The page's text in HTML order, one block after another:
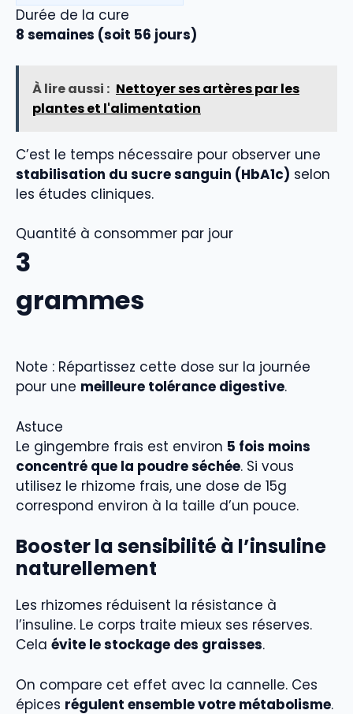
Durée de la cure
8 semaines (soit 56 jours)
À lire aussi : Nettoyer ses artères par les
plantes et l'alimentation
C’est le temps nécessaire pour observer une
stabilisation du sucre sanguin (HbA1c) selon
les études cliniques.
Quantité à consommer par jour
3
grammes
Note : Répartissez cette dose sur la journée
pour une meilleure tolérance digestive.
Astuce
Le gingembre frais est environ 5 fois moins
concentré que la poudre séchée. Si vous
utilisez le rhizome frais, une dose de 15g
correspond environ à la taille d’un pouce.
Booster la sensibilité à l’insuline
naturellement
Les rhizomes réduisent la résistance à
l’insuline. Le corps traite mieux ses réserves.
Cela évite le stockage des graisses.
On compare cet effet avec la cannelle. Ces
épices régulent ensemble votre métabolisme.